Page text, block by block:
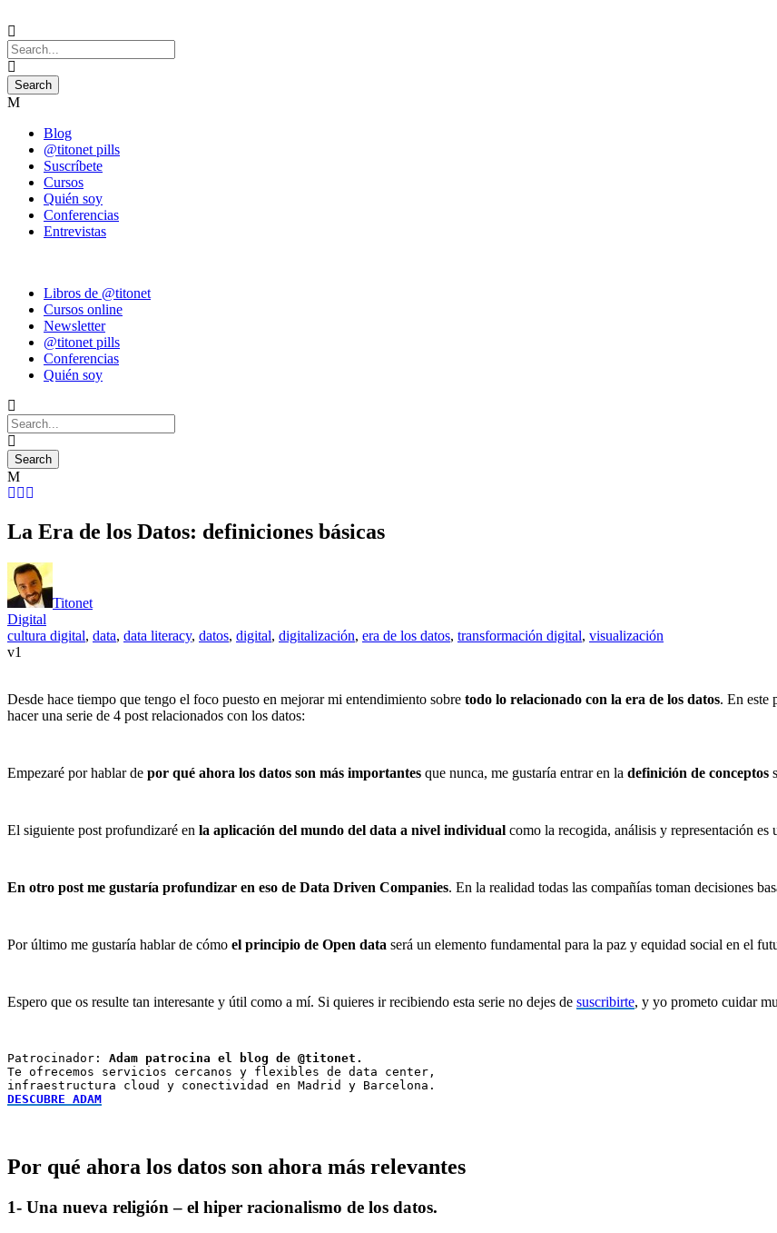
Blog
@titonet pills
Suscríbete
Cursos
Quién soy
Conferencias
Entrevistas
Libros de @titonet
Cursos online
Newsletter
@titonet pills
Conferencias
Quién soy
La Era de los Datos: definiciones básicas
Titonet
Digital
cultura digital, data, data literacy, datos, digital, digitalización, era de los datos, transformación digital, visualización
1
Desde hace tiempo que tengo el foco puesto en mejorar mi entendimiento sobre todo lo relacionado con la era de los datos. En este
hacer una serie de 4 post relacionados con los datos:
Empezaré por hablar de por qué ahora los datos son más importantes que nunca, me gustaría entrar en la definición de conceptos
El siguiente post profundizaré en la aplicación del mundo del data a nivel individual como la recogida, análisis y representación es
En otro post me gustaría profundizar en eso de Data Driven Companies. En la realidad todas las compañías toman decisiones
Por último me gustaría hablar de cómo el principio de Open data será un elemento fundamental para la paz y equidad social en el
Espero que os resulte tan interesante y útil como a mí. Si quieres ir recibiendo esta serie no dejes de suscribirte, y yo prometo cuidar
Patrocinador: Adam patrocina el blog de @titonet.
Te ofrecemos servicios cercanos y flexibles de data center,
DESCUBRE ADAM
Por qué ahora los datos son ahora más relevantes
1- Una nueva religión – el hiper racionalismo de los datos.